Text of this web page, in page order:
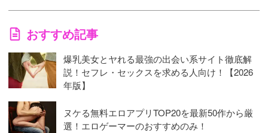
おすすめ記事
爆乳美女とヤれる最強の出会い系サイト徹底解
説！セフレ・セックスを求める人向け！【2026
年版】
ヌケる無料エロアプリTOP20を最新50作から厳
選！エロゲーマーのおすすめのみ！